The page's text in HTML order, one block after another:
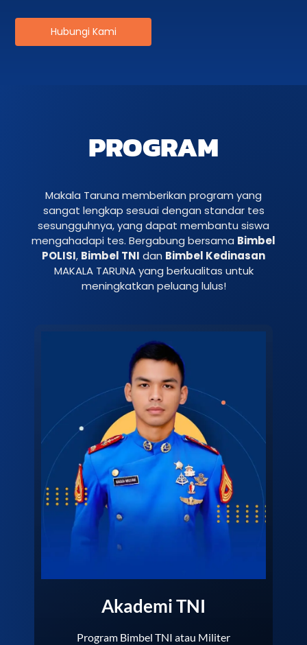
Hubungi Kami
PROGRAM
Makala Taruna memberikan program yang
sangat lengkap sesuai dengan standar tes
sesungguhnya, yang dapat membantu siswa
mengahadapi tes. Bergabung bersama Bimbel
POLISI, Bimbel TNI dan Bimbel Kedinasan
MAKALA TARUNA yang berkualitas untuk
meningkatkan peluang lulus!
Akademi TNI
Program Bimbel TNI atau Militer